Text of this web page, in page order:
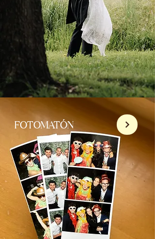
FOTOMATÓN